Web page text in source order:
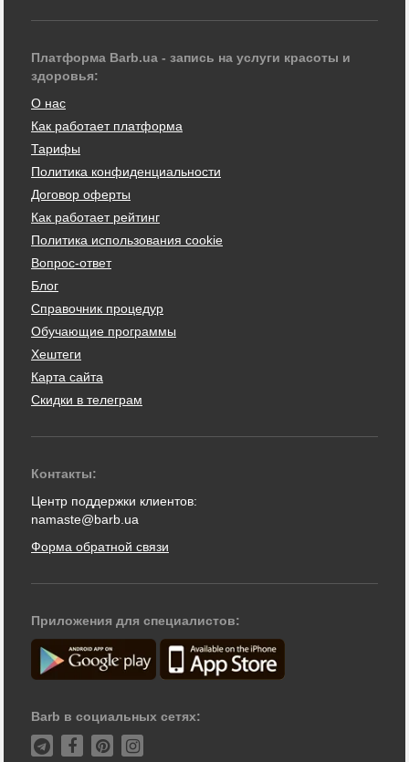
Платформа Barb.ua - запись на услуги красоты и
здоровья:
О нас
Как работает платформа
Тарифы
Политика конфиденциальности
Договор оферты
Как работает рейтинг
Политика использования cookie
Вопрос-ответ
Блог
Справочник процедур
Обучающие программы
Хештеги
Карта сайта
Скидки в телеграм
Контакты:
Центр поддержки клиентов:
namaste@barb.ua
Форма обратной связи
Приложения для специалистов:
Barb в социальных сетях: